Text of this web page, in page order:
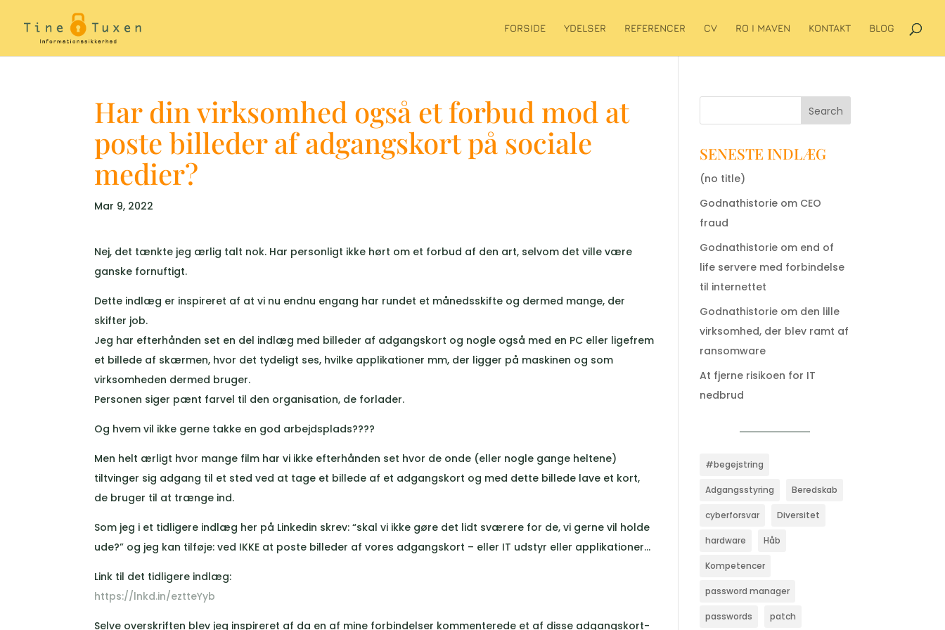
FORSIDE YDELSER REFERENCER CV RO I MAVEN KONTAKT BLOG
Har din virksomhed også et forbud mod at
poste billeder af adgangskort på sociale
medier?
Mar 9, 2022
Nej, det tænkte jeg ærlig talt nok. Har personligt ikke hørt om et forbud af den art, selvom det ville være
ganske fornuftigt.
Dette indlæg er inspireret af at vi nu endnu engang har rundet et månedsskifte og dermed mange, der
skifter job.
Jeg har efterhånden set en del indlæg med billeder af adgangskort og nogle også med en PC eller ligefrem
et billede af skærmen, hvor det tydeligt ses, hvilke applikationer mm, der ligger på maskinen og som
virksomheden dermed bruger.
Personen siger pænt farvel til den organisation, de forlader.
Og hvem vil ikke gerne takke en god arbejdsplads????
Men helt ærligt hvor mange film har vi ikke efterhånden set hvor de onde (eller nogle gange heltene)
tiltvinger sig adgang til et sted ved at tage et billede af et adgangskort og med dette billede lave et kort,
de bruger til at trænge ind.
Som jeg i et tidligere indlæg her på Linkedin skrev: “skal vi ikke gøre det lidt sværere for de, vi gerne vil holde
ude?” og jeg kan tilføje: ved IKKE at poste billeder af vores adgangskort – eller IT udstyr eller applikationer…
Link til det tidligere indlæg:
https://lnkd.in/eztteYyb
Selve overskriften blev jeg inspireret af da en af mine forbindelser kommenterede et af disse adgangskort-
Search
SENESTE INDLÆG
(no title)
Godnathistorie om CEO
fraud
Godnathistorie om end of
life servere med forbindelse
til internettet
Godnathistorie om den lille
virksomhed, der blev ramt af
ransomware
At fjerne risikoen for IT
nedbrud
#begejstring
Adgangsstyring Beredskab
cyberforsvar Diversitet
hardware Håb
Kompetencer
password manager
passwords patch